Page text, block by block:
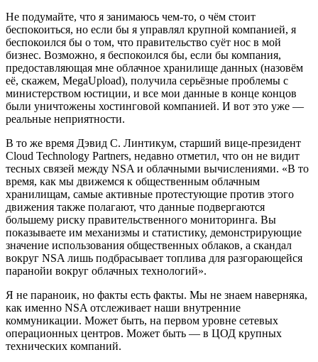
Не подумайте, что я занимаюсь чем-то, о чём стоит
беспокоиться, но если бы я управлял крупной компанией, я
беспокоился бы о том, что правительство суёт нос в мой
бизнес. Возможно, я беспокоился бы, если бы компания,
предоставляющая мне облачное хранилище данных (назовём
её, скажем, MegaUpload), получила серьёзные проблемы с
министерством юстиции, и все мои данные в конце концов
были уничтожены хостинговой компанией. И вот это уже —
реальные неприятности.
В то же время Дэвид С. Линтикум, старший вице-президент
Cloud Technology Partners, недавно отметил, что он не видит
тесных связей между NSA и облачными вычислениями. «В то
время, как мы движемся к общественным облачным
хранилищам, самые активные протестующие против этого
движения также полагают, что данные подвергаются
большему риску правительственного мониторинга. Вы
показываете им механизмы и статистику, демонстрирующие
значение использования общественных облаков, а скандал
вокруг NSA лишь подбрасывает топлива для разгорающейся
паранойи вокруг облачных технологий».
Я не параноик, но факты есть факты. Мы не знаем наверняка,
как именно NSA отслеживает наши внутренние
коммуникации. Может быть, на первом уровне сетевых
операционных центров. Может быть — в ЦОД крупных
технических компаний.